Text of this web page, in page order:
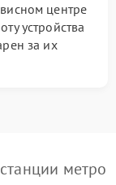
центре
устройства
за их
метро